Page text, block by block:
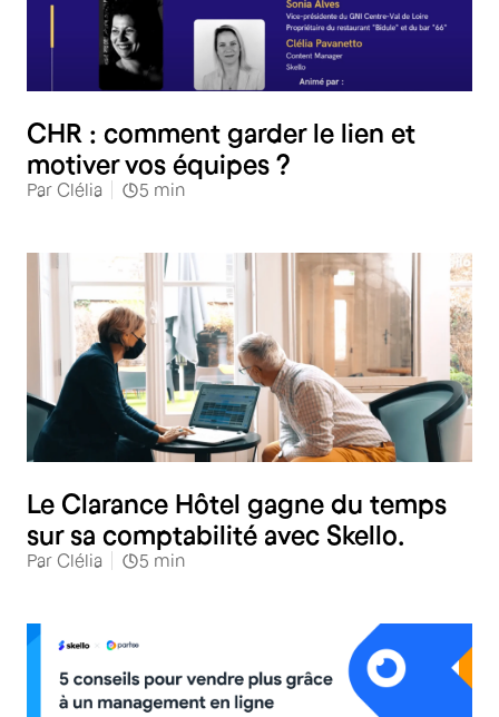
CHR : comment garder le lien et
motiver vos équipes ?
Par Clélia 5 min
Le Clarance Hôtel gagne du temps
sur sa comptabilité avec Skello.
Par Clélia 5 min